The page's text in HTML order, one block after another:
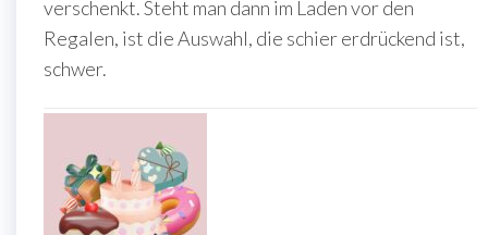
verschenkt. Steht man dann im Laden vor den
Regalen, ist die Auswahl, die schier erdrückend ist,
schwer.